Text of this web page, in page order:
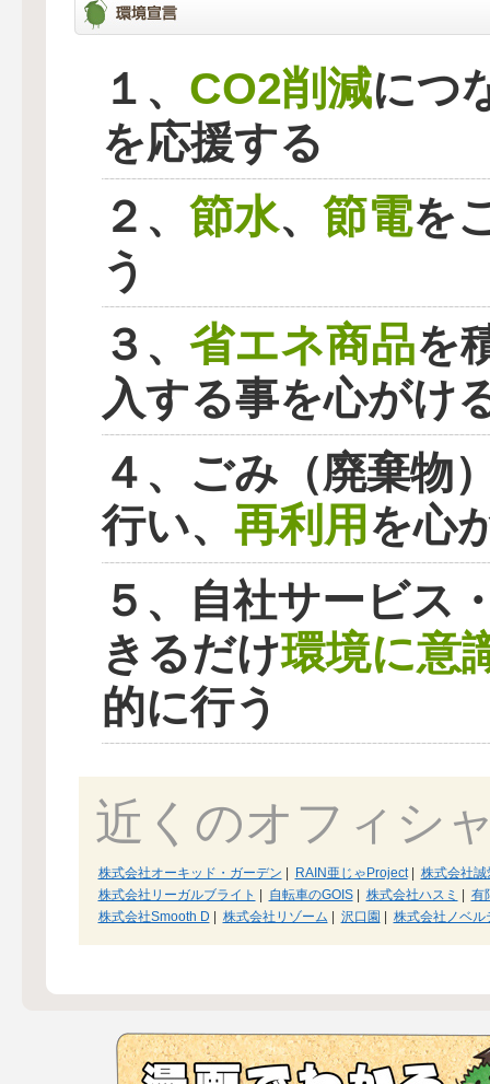
１、 CO2削減につ
を応援する
２、 節水、 節電を
う
３、 省エネ商品を
入する事を心がけ
４、ごみ（廃棄物
行い、 再利用を心
５、自社サービス
きるだけ環境に意
的に行う
近くのオフィシ
株式会社オーキッド・ガーデン RAIN亜じゃProject|
株式会社誠
株式会社リーガルブライト
自転車のGOIS| 株式会社ハスミ
有
株式会社Smooth D
株式会社リゾーム 沢口園 株式会社ノベル